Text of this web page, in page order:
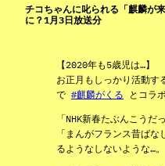
チコちゃんに叱られる「麒麟が
に？1月3日放送分
【2020年も5歳児は…】
お正月もしっかり活動す
で #麒麟がくる とコラ
「NHK新春たぶんこう
「まんがフランス昔ば
るようなしないような…。